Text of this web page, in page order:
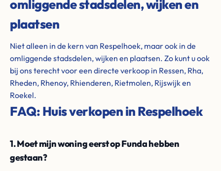
omliggende stadsdelen, wijken en
plaatsen
Niet alleen in de kern van Respelhoek, maar ook in de
omliggende stadsdelen, wijken en plaatsen. Zo kunt u ook
bij ons terecht voor een directe verkoop in Ressen, Rha,
Rheden, Rhenoy, Rhienderen, Rietmolen, Rijswijk en
Roekel.
FAQ: Huis verkopen in Respelhoek
1. Moet mijn woning eerst op Funda hebben
gestaan?